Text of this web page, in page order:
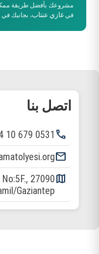
مشروعك بأفضل طريقة
في غازي عنتاب، بجانبك
اتصل بنا
phone
0531 679 10 14
email
map
27090
Gaziantep